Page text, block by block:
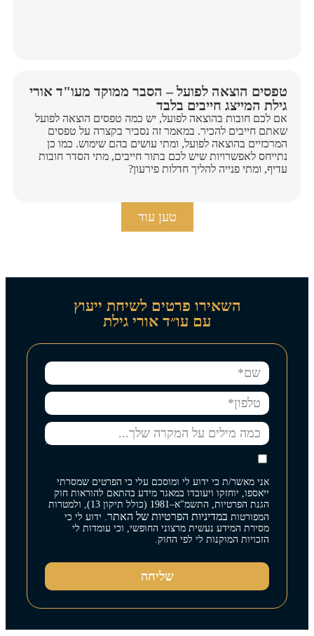
טפסים הוצאה לפועל – הסבר ממוקד מעו"ד אורי
גילת המייצג חייבים בלבד
אם לכם חובות בהוצאה לפועל, יש כמה טפסים הוצאה לפועל
שאתם חייבים להכיר. במאמר זה נסביר בקצרה על טפסים
המרכזיים בהוצאה לפועל, ומתי עושים בהם שימוש. כמו כן
נתייחס לאפשרויות שיש לכם בתור חייבים, מתי הסדר חובות
עדיף, ומתי פנייה להליך חדלות פירעון?
טען עוד
השאירו פרטים לשיחת ייעוץ
עם עו״ד אורי גילת
אני מאשר/ת כי ידוע לי ומוסכם עלי כי הפרטים שמסרתי
ייאספו, יוחזקו ויעובדו במאגר מידע בהתאם להוראות חוק
הגנת הפרטיות, התשמ"א–1981 (כולל תיקון 13), ולמטרות
המפורטות במדיניות הפרטיות של האתר. ידוע לי כי
מסירת המידע נעשית מרצוני החופשי, וכי עומדות לי
הזכויות המוקנות לי לפי החוק.
שליחה